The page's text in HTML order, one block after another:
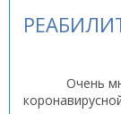
Очень